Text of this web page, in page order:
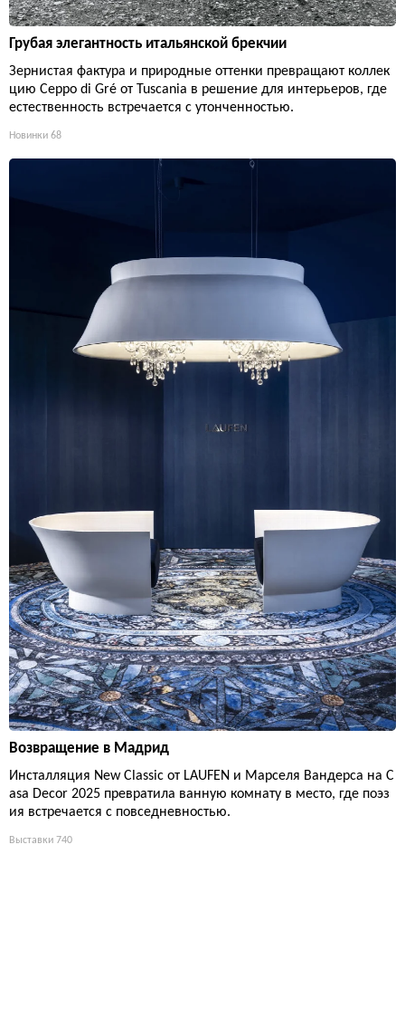
Грубая элегантность итальянской брекчии
Зернистая фактура и природные оттенки превращают коллек
цию Ceppo di Gré от Tuscania в решение для интерьеров, где
естественность встречается с утонченностью.
Новинки 68
Возвращение в Мадрид
Инсталляция New Classic от LAUFEN и Марселя Вандерса на C
asa Decor 2025 превратила ванную комнату в место, где поэз
ия встречается с повседневностью.
Выставки 740